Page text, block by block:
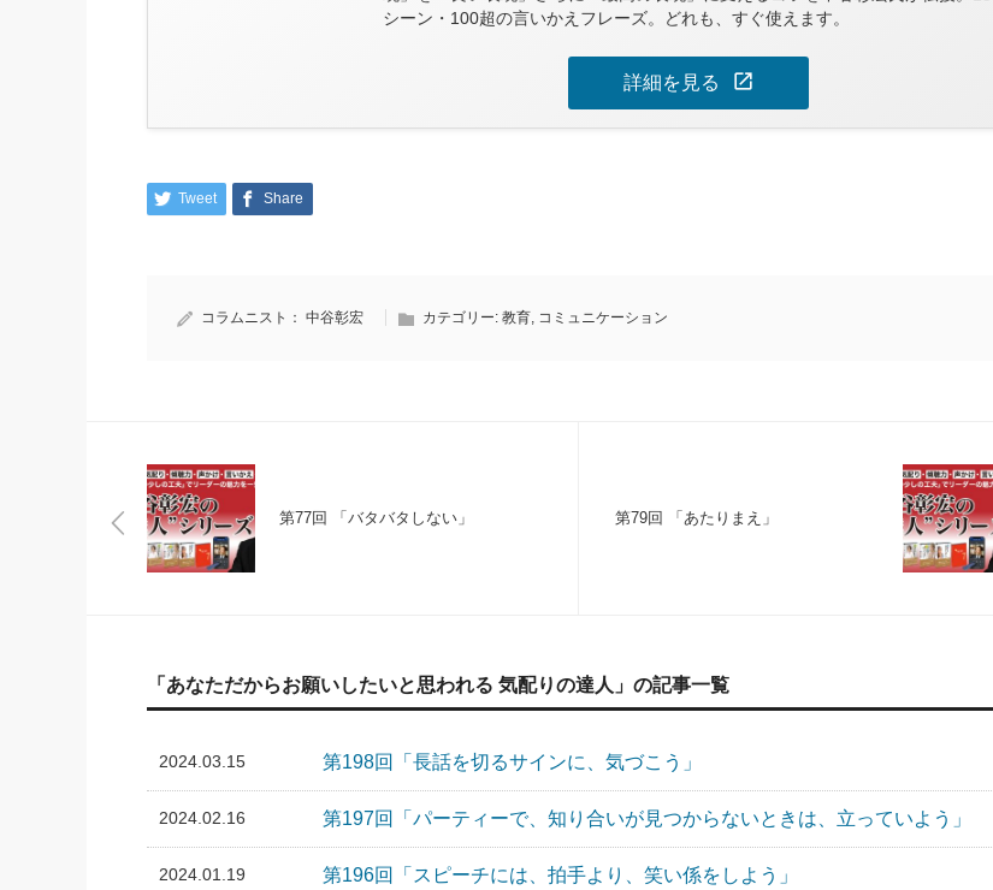
シーン・100超の言いかえフレーズ。どれも、すぐ使えます。
詳細を見る open_in_new
Tweet Share
コラムニスト： 中谷彰宏 カテゴリー: 教育 コミュニケーション
第77回 「バタバタしない」 第79回 「あたりまえ」
「あなただからお願いしたいと思われる 気配りの達人」の記事一覧
2024.03.15 第198回「長話を切るサインに、気づこう」
2024.02.16 第197回「パーティーで、知り合いが見つからないときは、立っていよう」
2024.01.19 第196回「スピーチには、拍手より、笑い係をしよう」